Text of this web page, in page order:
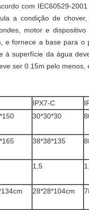
com IEC60529-
a condição de
motor e
e fornece a base para o
à superfície da água
ser 0.15m pelo menos,
IPX7-C
30*30*30
38*38*135
1,5
28*28*104cm